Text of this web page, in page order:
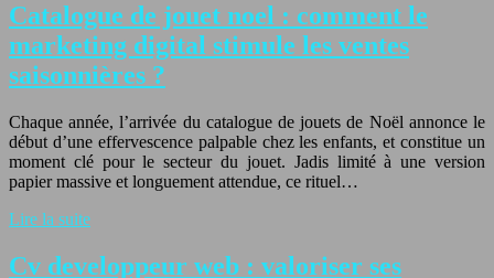
Catalogue de jouet noel : comment le
marketing digital stimule les ventes
saisonnières ?
Chaque année, l’arrivée du catalogue de jouets de Noël annonce le
début d’une effervescence palpable chez les enfants, et constitue un
moment clé pour le secteur du jouet. Jadis limité à une version
papier massive et longuement attendue, ce rituel…
Lire la suite
Cv developpeur web : valoriser ses